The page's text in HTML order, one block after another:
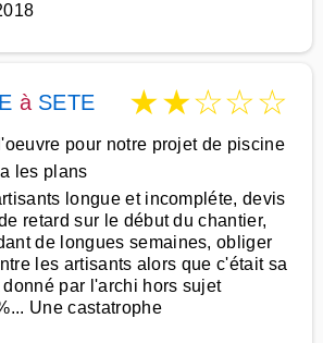
à SETE ★★☆☆☆
pour notre projet de piscine
les plans
longue et incompléte, devis
retard sur le début du chantier,
de longues semaines, obliger
les artisants alors que c'était sa
par l'archi hors sujet
Une castatrophe